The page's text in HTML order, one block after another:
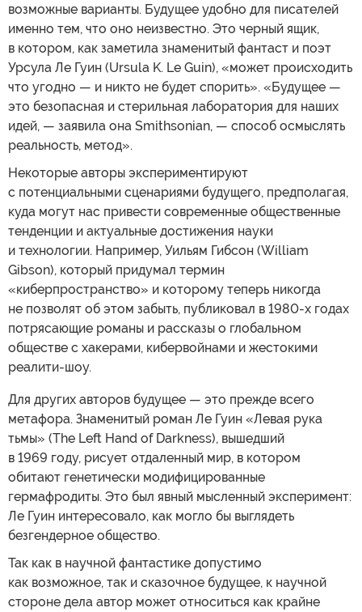
возможные варианты. Будущее удобно для писателей
именно тем, что оно неизвестно. Это черный ящик,
в котором, как заметила знаменитый фантаст и поэт
Урсула Ле Гуин (Ursula K. Le Guin), «может происходить
что угодно — и никто не будет спорить». «Будущее —
это безопасная и стерильная лаборатория для наших
идей, — заявила она Smithsonian, — способ осмыслять
реальность, метод».
Некоторые авторы экспериментируют
с потенциальными сценариями будущего, предполагая,
куда могут нас привести современные общественные
тенденции и актуальные достижения науки
и технологии. Например, Уильям Гибсон (William
Gibson), который придумал термин
«киберпространство» и которому теперь никогда
не позволят об этом забыть, публиковал в 1980-х годах
потрясающие романы и рассказы о глобальном
обществе с хакерами, кибервойнами и жестокими
реалити-шоу.
Для других авторов будущее — это прежде всего
метафора. Знаменитый роман Ле Гуин «Левая рука
тьмы» (The Left Hand of Darkness), вышедший
в 1969 году, рисует отдаленный мир, в котором
обитают генетически модифицированные
гермафродиты. Это был явный мысленный эксперимент:
Ле Гуин интересовало, как могло бы выглядеть
безгендерное общество.
Так как в научной фантастике допустимо
как возможное, так и сказочное будущее, к научной
стороне дела автор может относиться как крайне